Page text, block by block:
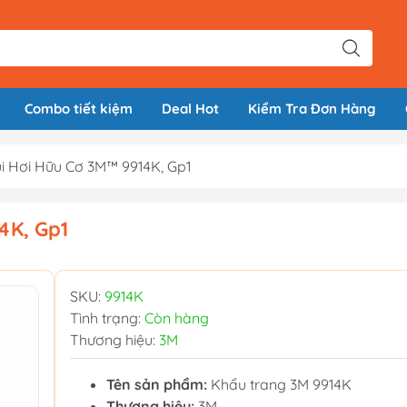
Combo tiết kiệm Deal Hot Kiểm Tra Đơn Hàng
Hữu Cơ 3M™ 9914K, Gp1
Gp1
SKU: 9914K
Tình trạng: Còn hàng
Thương hiệu: 3M
Tên sản phẩm: Khẩu trang 3M 9914K